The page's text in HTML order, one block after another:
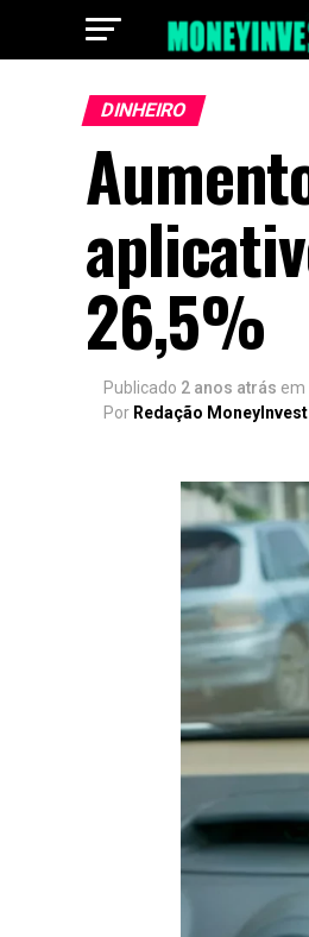
DINHEIRO
26,5%
Publicado 2 anos atrás em
Por Redação MoneyInvest